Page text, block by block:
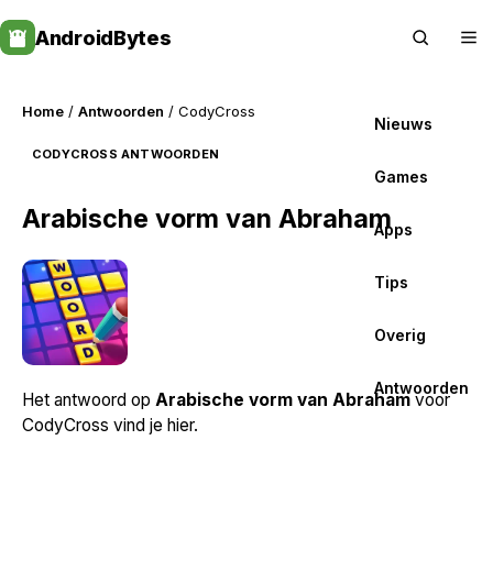
to
content
AndroidBytes
Nieuws
Games
Apps
Tips
Overig
Antwoorden
Home / Antwoorden / CodyCross
CODYCROSS ANTWOORDEN
Arabische vorm van Abraham
Het antwoord op Arabische vorm van Abrahamvoor
CodyCross vind je hier.